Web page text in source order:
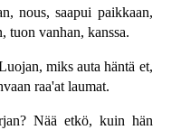
nous, saapui paikkaan,
tuon vanhan, kanssa.
miks auta häntä et,
raa'at laumat.
Nää etkö, kuin hän